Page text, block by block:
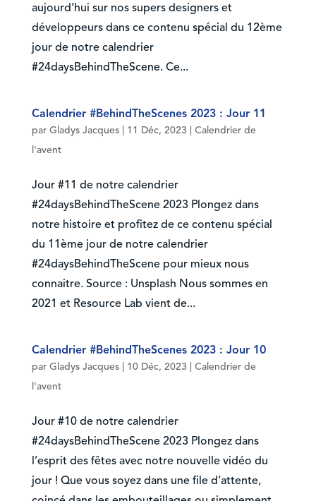
aujourd’hui sur nos supers designers et
développeurs dans ce contenu spécial du 12ème
jour de notre calendrier
#24daysBehindTheScene. Ce...
Calendrier #BehindTheScenes 2023 : Jour 11
par Gladys Jacques| 11 Déc, 2023
Calendrier de
l'avent
Jour #11 de notre calendrier
#24daysBehindTheScene 2023 Plongez dans
notre histoire et profitez de ce contenu spécial
du 11ème jour de notre calendrier
#24daysBehindTheScene pour mieux nous
connaitre. Source : Unsplash Nous sommes en
2021 et Resource Lab vient de...
Calendrier #BehindTheScenes 2023 : Jour 10
par Gladys Jacques| 10 Déc, 2023
Calendrier de
l'avent
Jour #10 de notre calendrier
#24daysBehindTheScene 2023 Plongez dans
l’esprit des fêtes avec notre nouvelle vidéo du
jour ! Que vous soyez dans une file d’attente,